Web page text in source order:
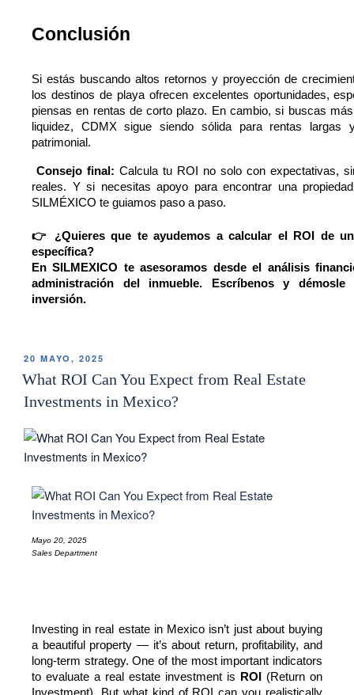
Conclusión
Si estás buscando altos retornos y proyección de
los destinos de playa ofrecen excelentes oportunidades,
piensas en rentas de corto plazo. En cambio, si buscas
liquidez, CDMX sigue siendo sólida para rentas largas
patrimonial.
Consejo final: Calcula tu ROI no solo con expectativas,
reales. Y si necesitas apoyo para encontrar una
SILMÉXICO te guiamos paso a paso.
👉 ¿Quieres que te ayudemos a calcular el ROI de
específica?
En SILMEXICO te asesoramos desde el análisis
administración del inmueble. Escríbenos y
inversión.
20 MAYO, 2025
What ROI Can You Expect from Real Estate
Investments in Mexico?
Mayo 20, 2025
Sales Department
Investing in real estate in Mexico isn’t just about buying
a beautiful property — it’s about return, profitability, and
long-term strategy. One of the most important indicators
to evaluate a real estate investment is
ROI
(Return on